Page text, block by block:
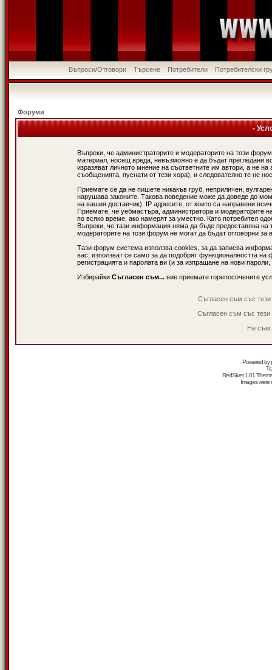
Въпроси/Отговори Търсене Потребители Потребителски
Форуми
-
Въпреки, че администраторите и модераторите на този
материал, носещ вреда, невъзможно е да бъдат прегледани
изразяват личното мнение на съответните им автори, а не
съобщенията, пуснати от тези хора), и следователно те не
Приемате се да не пишете никакъв груб, неприличен,
нарушава законите. Такова поведение може да доведе до
на вашия доставчик). IP адресите, от които са направени
Приемате, че уебмастъра, администратора и модераторите
по всяко време, ако намерят за уместно. Като потребител
Въпреки, че тази информация няма да бъде предоставяна
модераторите на този форум не могат да бъдат отговорни за
Тази форум система използва cookies, за да записва
вас; използват се само за да подобрят функционалността
регистрацията и паролата ви (и за изпращане на нови
Избирайки Съгласен съм... вие приемате горепосочените
Съгласен съм със
Съгласен съм със
Не съм
Powered by
RedSilver 1.01
Images were